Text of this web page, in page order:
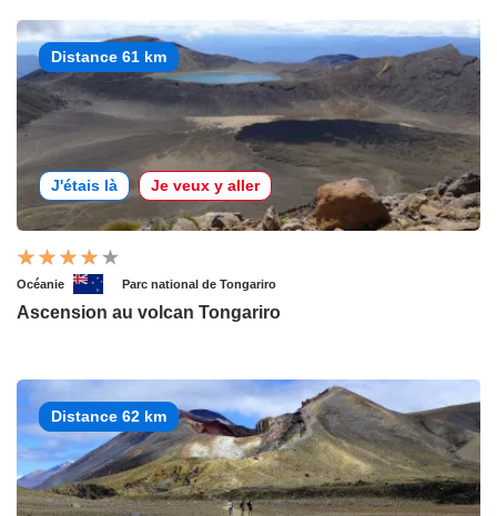
Distance 61 km
J'étais là Je veux y aller
Océanie Parc national de Tongariro
Ascension au volcan Tongariro
Distance 62 km